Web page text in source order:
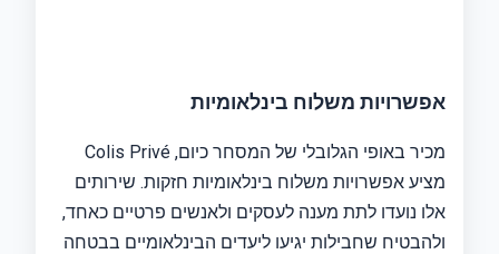
אפשרויות משלוח בינלאומיות
מכיר באופי הגלובלי של המסחר כיום, Colis Privé
מציע אפשרויות משלוח בינלאומיות חזקות. שירותים
אלו נועדו לתת מענה לעסקים ולאנשים פרטיים כאחד,
ולהבטיח שחבילות יגיעו ליעדים הבינלאומיים בבטחה